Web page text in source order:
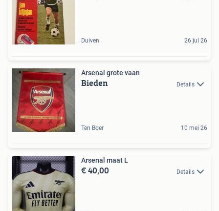
Duiven 26 jul 26
Arsenal grote vaan
Bieden Details
Ten Boer 10 mei 26
Arsenal maat L
€ 40,00 Details